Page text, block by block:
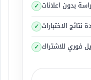
والأصفر تعني
بدون اعلانات
الاختبارات
فوري للاشتراك